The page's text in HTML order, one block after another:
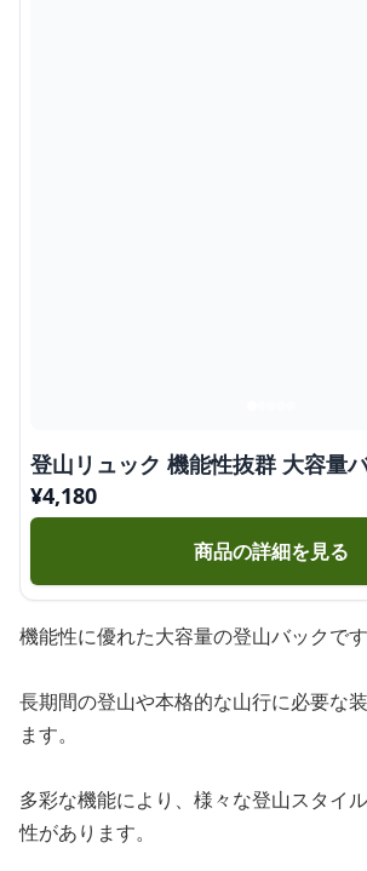
登山リュック 機能性抜群 大容量
¥4,180
商品の詳細を見る
機能性に優れた大容量の登山バックです
長期間の登山や本格的な山行に必要な
ます。
多彩な機能により、様々な登山スタイ
性があります。